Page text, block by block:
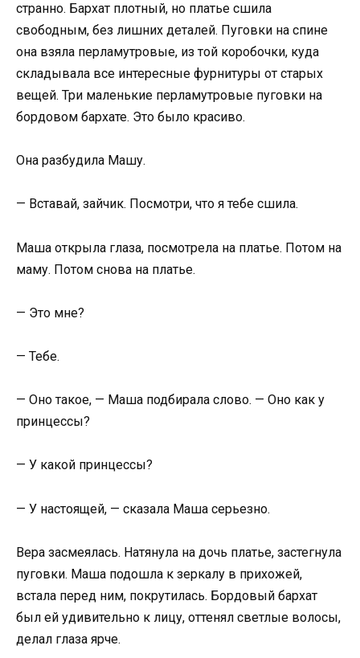
странно. Бархат плотный, но платье сшила
свободным, без лишних деталей. Пуговки на спине
она взяла перламутровые, из той коробочки, куда
складывала все интересные фурнитуры от старых
вещей. Три маленькие перламутровые пуговки на
бордовом бархате. Это было красиво.
Она разбудила Машу.
— Вставай, зайчик. Посмотри, что я тебе сшила.
Маша открыла глаза, посмотрела на платье. Потом на
маму. Потом снова на платье.
— Это мне?
— Тебе.
— Оно такое, — Маша подбирала слово. — Оно как у
принцессы?
— У какой принцессы?
— У настоящей, — сказала Маша серьезно.
Вера засмеялась. Натянула на дочь платье, застегнула
пуговки. Маша подошла к зеркалу в прихожей,
встала перед ним, покрутилась. Бордовый бархат
был ей удивительно к лицу, оттенял светлые волосы,
делал глаза ярче.